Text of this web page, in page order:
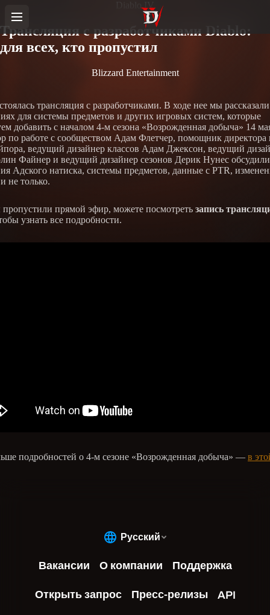
Diablo IV
Трансляция с разработчиками Diablo:
для всех, кто пропустил
Blizzard Entertainment
трансляция с разработчиками. В ходе нее мы
для системы предметов и других игровых систем, которые
добавить с началом 4-м сезона «Возрожденная добыча» 14
по работе с сообществом Адам Флетчер, помощник директора
ведущий дизайнер классов Адам Джексон, ведущий
Файнер и ведущий дизайнер сезонов Дерик Нунес обсудили
Адского натиска, системы предметов, данные с PTR,
не только.
прямой эфир, можете посмотреть запись
узнать все подробности.
подробностей о 4-м сезоне «Возрожденная добыча» — в